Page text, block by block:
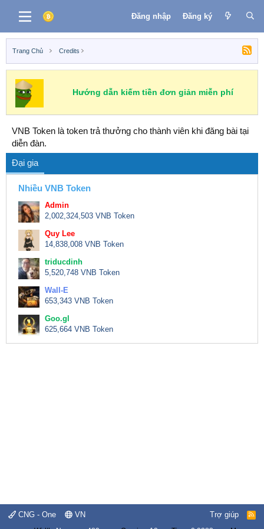
Đăng nhập Đăng ký
Trang Chủ Credits
Hướng dẫn kiếm tiền đơn giản miễn phí
VNB Token là token trả thưởng cho thành viên khi đăng bài tại
diễn đàn.
Đại gia
Nhiều VNB Token
Admin
2,002,324,503 VNB Token
Quy Lee
14,838,008 VNB Token
triducdinh
5,520,748 VNB Token
Wall-E
653,343 VNB Token
Goo.gl
625,664 VNB Token
CNG - One VN Trợ giúp
R